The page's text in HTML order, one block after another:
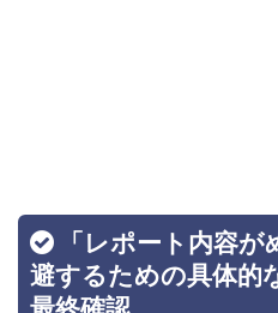
「レポート内容
避するための具体的